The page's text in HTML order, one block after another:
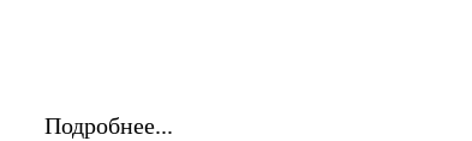
Подробнее...